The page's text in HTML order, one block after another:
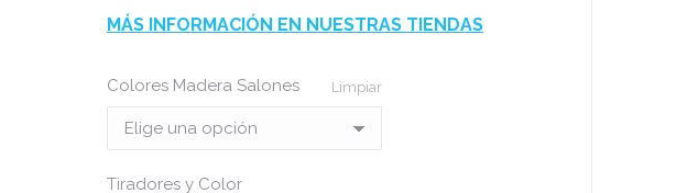
MÁS INFORMACIÓN EN NUESTRAS TIENDAS
Colores Madera Salones
Tiradores y Color
Limpiar